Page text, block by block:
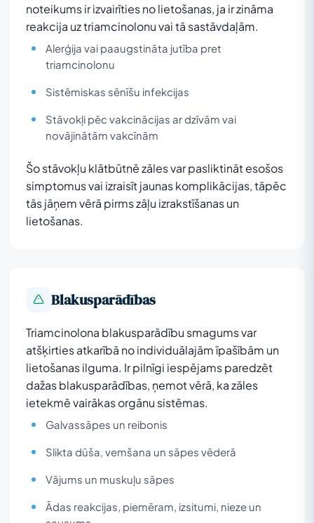
noteikums ir izvairīties no lietošanas, ja ir zināma
reakcija uz triamcinolonu vai tā sastāvdaļām.
Alerģija vai paaugstināta jutība pret
triamcinolonu
Sistēmiskas sēnīšu infekcijas
Stāvokļi pēc vakcinācijas ar dzīvām vai
novājinātām vakcīnām
Šo stāvokļu klātbūtnē zāles var pasliktināt esošos
simptomus vai izraisīt jaunas komplikācijas, tāpēc
tās jāņem vērā pirms zāļu izrakstīšanas un
lietošanas.
Blakusparādības
Triamcinolona blakusparādību smagums var
atšķirties atkarībā no individuālajām īpašībām un
lietošanas ilguma. Ir pilnīgi iespējams paredzēt
dažas blakusparādības, ņemot vērā, ka zāles
ietekmē vairākas orgānu sistēmas.
Galvassāpes un reibonis
Slikta dūša, vemšana un sāpes vēderā
Vājums un muskuļu sāpes
Ādas reakcijas, piemēram, izsitumi, nieze un